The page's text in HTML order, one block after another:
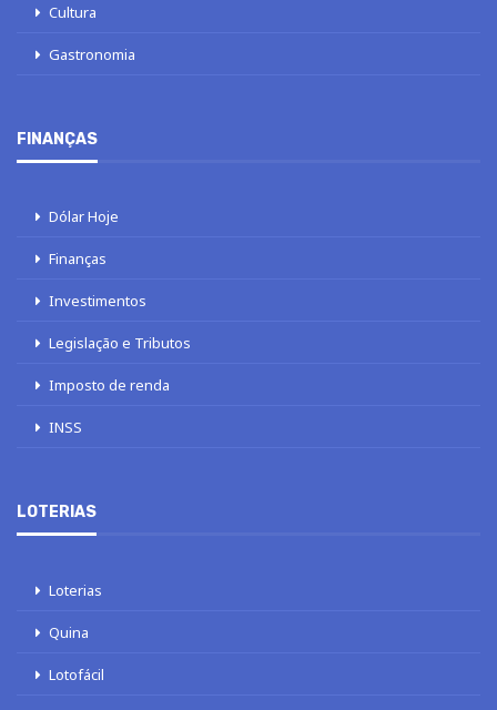
Cultura
Gastronomia
FINANÇAS
Dólar Hoje
Finanças
Investimentos
Legislação e Tributos
Imposto de renda
INSS
LOTERIAS
Loterias
Quina
Lotofácil